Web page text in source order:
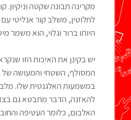
מקרינה תבונה שקטה וניקיון.
לחלוטין, משלב קור אנליטי
היותו ברור וגלוי, הוא משמר
יש בקינן את האיכות הזו
המסולף, השטחי והמעושה
במשמעות האלגנטית שלו.
להאזנה, הדבר מתבטא גם בצד
האלבום, כלומר העטיפה